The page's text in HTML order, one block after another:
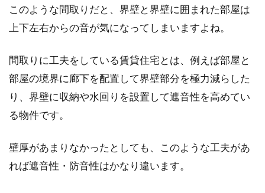
このような間取りだと、界壁と界壁に囲まれた部屋は
上下左右からの音が気になってしまいますよね。
間取りに工夫をしている賃貸住宅とは、例えば部屋と
部屋の境界に廊下を配置して界壁部分を極力減らした
り、界壁に収納や水回りを設置して遮音性を高めてい
る物件です。
壁厚があまりなかったとしても、このような工夫があ
れば遮音性・防音性はかなり違います。